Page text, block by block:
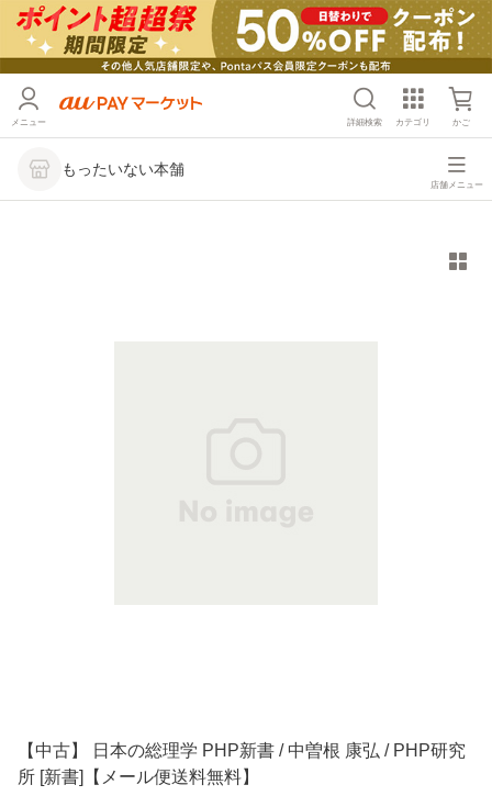
メニュー 詳細検索 カテゴリ かご
もったいない本舗
店舗メニュー
【中古】 日本の総理学 PHP新書 / 中曽根 康弘 / PHP研究
所 [新書]【メール便送料無料】